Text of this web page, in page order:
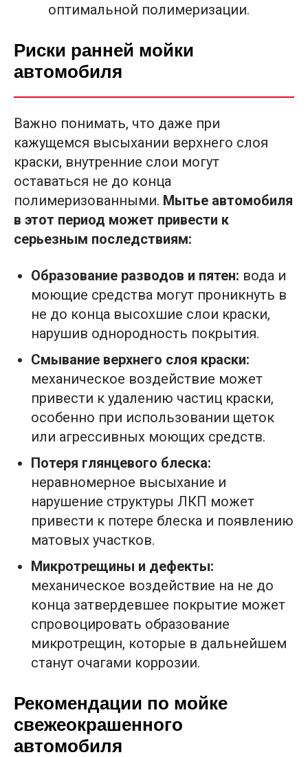
оптимальной полимеризации.
Риски ранней мойки
автомобиля
Важно понимать, что даже при
кажущемся высыхании верхнего слоя
краски, внутренние слои могут
оставаться не до конца
полимеризованными. Мытье автомобиля
в этот период может привести к
серьезным последствиям:
Образование разводов и пятен: вода и
моющие средства могут проникнуть в
не до конца высохшие слои краски,
нарушив однородность покрытия.
Смывание верхнего слоя краски:
механическое воздействие может
привести к удалению частиц краски,
особенно при использовании щеток
или агрессивных моющих средств.
Потеря глянцевого блеска:
неравномерное высыхание и
нарушение структуры ЛКП может
привести к потере блеска и появлению
матовых участков.
Микротрещины и дефекты:
механическое воздействие на не до
конца затвердевшее покрытие может
спровоцировать образование
микротрещин, которые в дальнейшем
станут очагами коррозии.
Рекомендации по мойке
свежеокрашенного
автомобиля